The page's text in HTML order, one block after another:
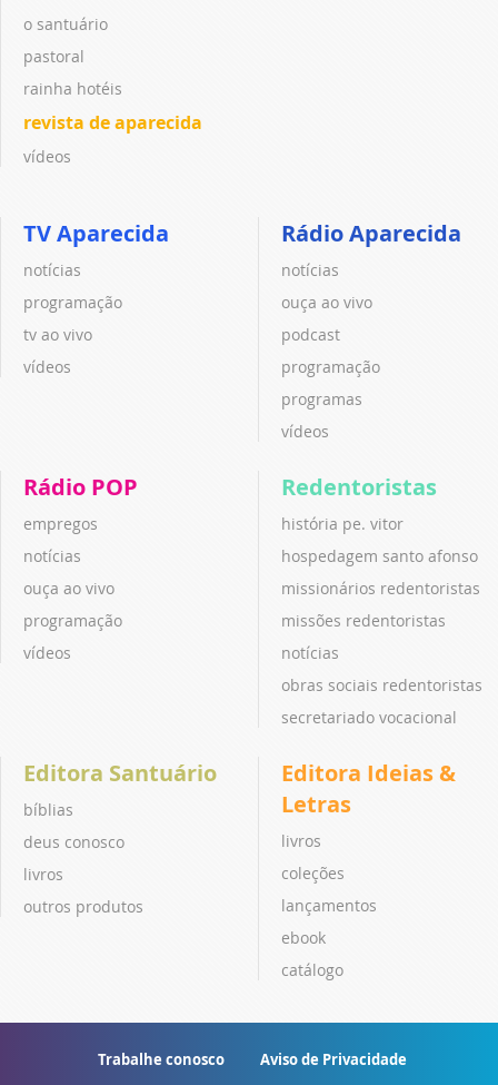
o santuário
pastoral
rainha hotéis
revista de aparecida
vídeos
TV Aparecida
notícias
programação
tv ao vivo
vídeos
Rádio Aparecida
notícias
ouça ao vivo
podcast
programação
programas
vídeos
Rádio POP
empregos
notícias
ouça ao vivo
programação
vídeos
Redentoristas
história pe. vitor
hospedagem santo afonso
missionários redentoristas
missões redentoristas
notícias
obras sociais redentoristas
secretariado vocacional
Editora Santuário
bíblias
deus conosco
livros
outros produtos
Editora Ideias &
Letras
livros
coleções
lançamentos
ebook
catálogo
Trabalhe conosco Aviso de Privacidade